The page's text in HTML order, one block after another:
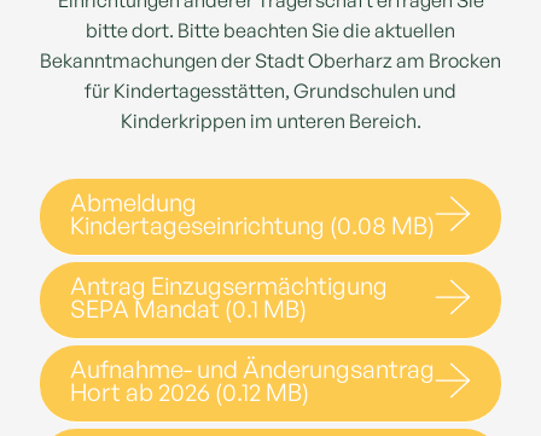
bitte dort. Bitte beachten Sie die aktuellen
Bekanntmachungen der Stadt Oberharz am Brocken
für Kindertagesstätten, Grundschulen und
Kinderkrippen im unteren Bereich.
Abmeldung
Kindertageseinrichtung (0.08 MB)
Antrag Einzugsermächtigung
SEPA Mandat (0.1 MB)
Aufnahme- und Änderungsantrag
Hort ab 2026 (0.12 MB)